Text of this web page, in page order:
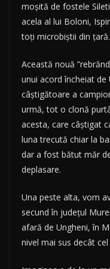
moșită de fostele
acela al lui Boloni,
toți microbiștii din țară.
Această nouă
unui acord încheiat de
câștigătoare a
urmă, tot o clonă
acesta, care câștigat
luna trecută chiar la
dar a fost bătut măr
deplasare.
Una peste alta, vom
secund în județul
afară de Ungheni, în
nivel mai sus decât